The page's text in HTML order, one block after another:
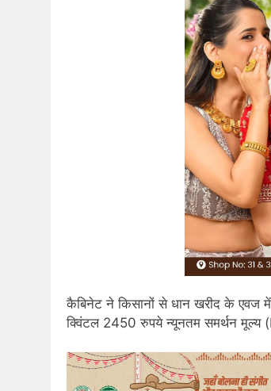
कैबिनेट ने किसानों से धान खरीद के एवज
क्विंटल 2450 रुपये न्यूनतम समर्थन मूल्य